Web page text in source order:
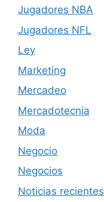
Jugadores NBA
Jugadores NFL
Ley
Marketing
Mercadeo
Mercadotecnia
Moda
Negocio
Negocios
Noticias recientes